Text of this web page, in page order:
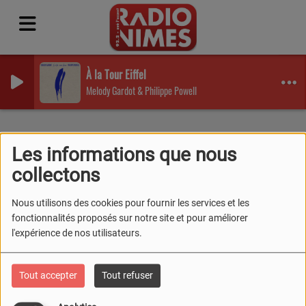
Les informations que nous
collectons
Nous utilisons des cookies pour fournir les services et les
fonctionnalités proposés sur notre site et pour améliorer
l'expérience de nos utilisateurs.
Tout accepter Tout refuser
À la Tour Eiffel
Melody Gardot & Philippe Powell
PODCASTS
LIS ERMAS